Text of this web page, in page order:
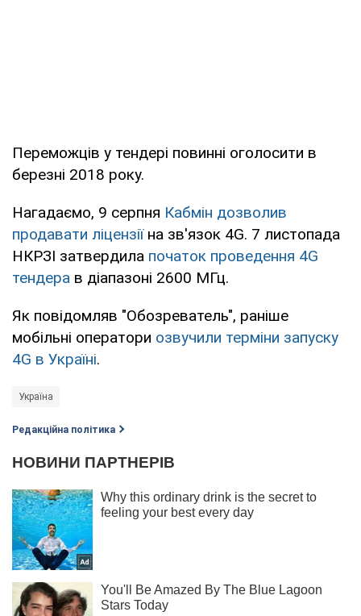
Переможців у тендері повинні оголосити в
березні 2018 року.
Нагадаємо, 9 серпня Кабмін дозволив
продавати ліцензіїна зв'язок 4G. 7 листопада
НКРЗІ затвердила початок проведення 4G
тендера в діапазоні 2600 МГц.
Як повідомляв "Обозреватель", раніше
мобільні оператори озвучили терміни запуску
4G в Україні.
Україна
Редакційна політика